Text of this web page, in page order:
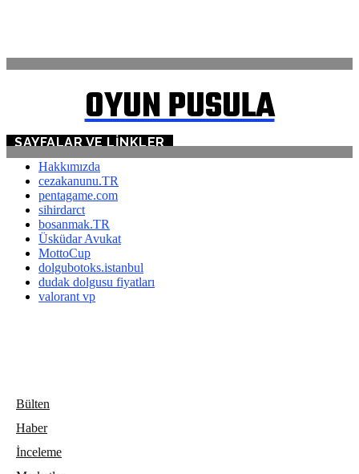
OYUN PUSULA
SAYFALAR VE LINKLER
Hakkımızda
cezakanunu.TR
pentagame.com
sihirdarct
bosanmak.TR
Üsküdar Avukat
MottoCup
dolgubotoks.istanbul
dudak dolgusu fiyatları
valorant vp
Bülten
Haber
İnceleme